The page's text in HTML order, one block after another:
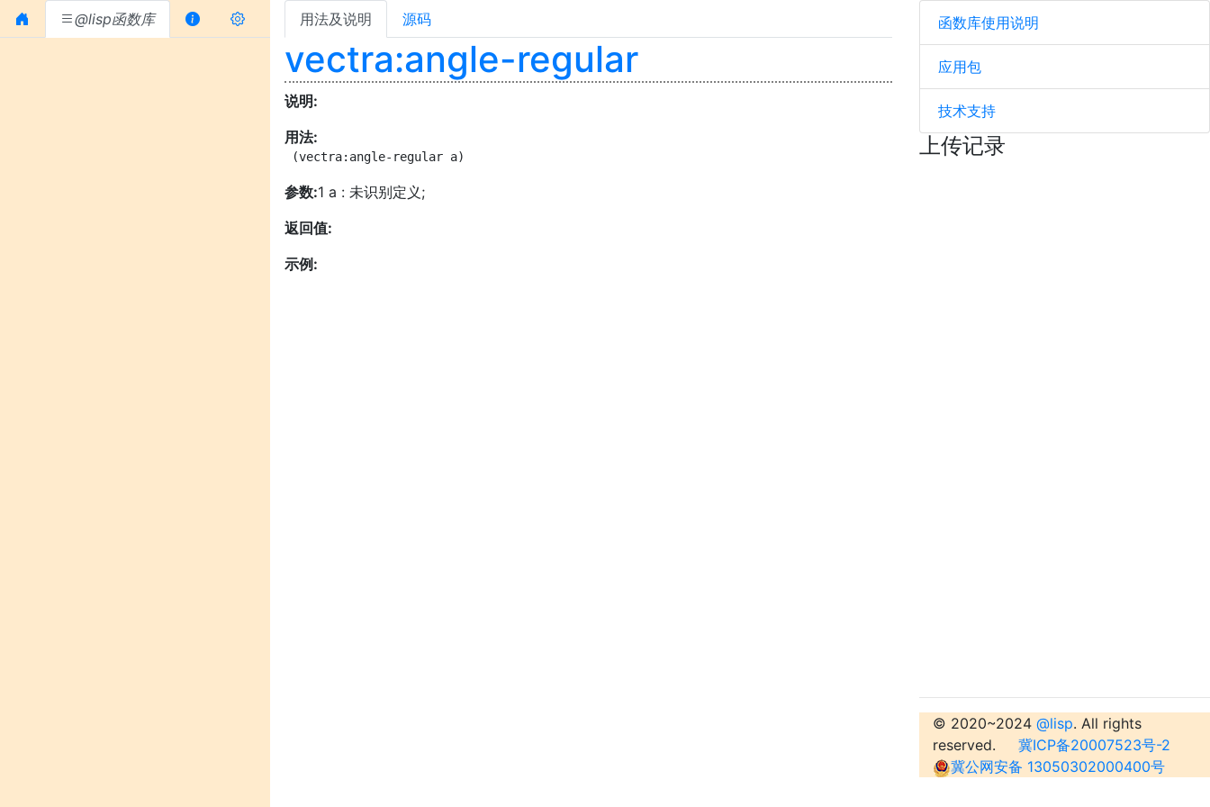
@lisp函数库 用法及说明 源码
vectra:angle-regular
说明:
用法:
(vectra:angle-regular a)
参数:1 a : 未识别定义;
返回值:
示例:
函数库使用说明
应用包
技术支持
上传记录
© 2020~2024@lisp. All rights
reserved.
冀ICP备20007523号-2
冀公网安备 13050302000400号